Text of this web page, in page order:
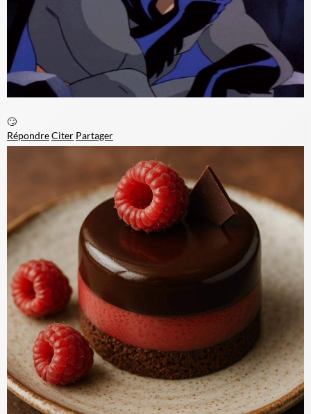
🙄
RépondreCiter Partager